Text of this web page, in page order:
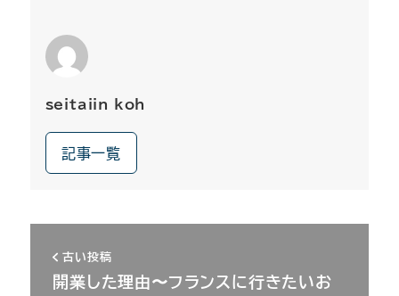
seitaiin koh
記事一覧
古い投稿
開業した理由〜フランスに行きたいお